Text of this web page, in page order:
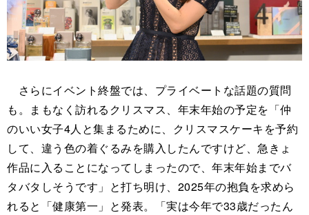
さらにイベント終盤では、プライベートな話題の質問
も。まもなく訪れるクリスマス、年末年始の予定を「仲
のいい女子4人と集まるために、クリスマスケーキを予約
して、違う色の着ぐるみを購入したんですけど、急きょ
作品に入ることになってしまったので、年末年始までバ
タバタしそうです」と打ち明け、2025年の抱負を求めら
れると「健康第一」と発表。「実は今年で33歳だったん